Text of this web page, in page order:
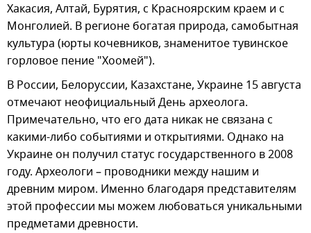
Хакасия, Алтай, Бурятия, с Красноярским краем и с
Монголией. В регионе богатая природа, самобытная
культура (юрты кочевников, знаменитое тувинское
горловое пение "Хоомей").
В России, Белоруссии, Казахстане, Украине 15 августа
отмечают неофициальный День археолога.
Примечательно, что его дата никак не связана с
какими-либо событиями и открытиями. Однако на
Украине он получил статус государственного в 2008
году. Археологи – проводники между нашим и
древним миром. Именно благодаря представителям
этой профессии мы можем любоваться уникальными
предметами древности.